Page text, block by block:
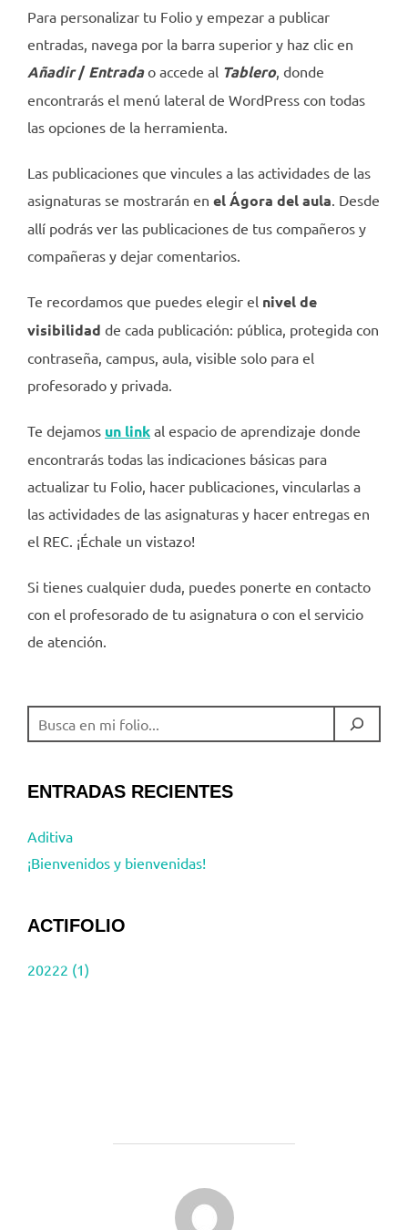
Para personalizar tu Folio y empezar a publicar
entradas, navega por la barra superior y haz clic en
Añadir/Entrada o accede al Tablero, donde
encontrarás el menú lateral de WordPress con todas
las opciones de la herramienta.
Las publicaciones que vincules a las actividades de las
asignaturas se mostrarán en el Ágora del aula. Desde
allí podrás ver las publicaciones de tus compañeros y
compañeras y dejar comentarios.
Te recordamos que puedes elegir el nivel de
visibilidad de cada publicación: pública, protegida con
contraseña, campus, aula, visible solo para el
profesorado y privada.
Te dejamos un link al espacio de aprendizaje donde
encontrarás todas las indicaciones básicas para
actualizar tu Folio, hacer publicaciones, vincularlas a
las actividades de las asignaturas y hacer entregas en
el REC. ¡Échale un vistazo!
Si tienes cualquier duda, puedes ponerte en contacto
con el profesorado de tu asignatura o con el servicio
de atención.
BUSCAR
ENTRADAS RECIENTES
Aditiva
¡Bienvenidos y bienvenidas!
ACTIFOLIO
20222 (1)
AUTOR DE LA PUBLICACIÓN